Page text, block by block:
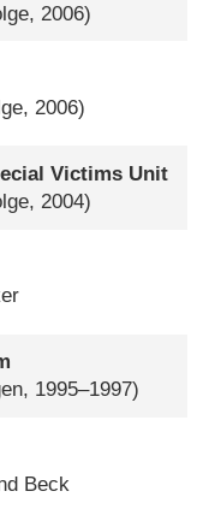
2006)
2006)
Victims Unit
2004)
1995–1997)
Beck